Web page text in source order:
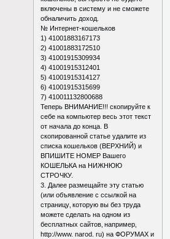
включены в систему и не сможете
обналичить доход.
№ Интернет-кошельков
1) 41001883167173
2) 41001883172510
3) 41001915309934
4) 41001915312401
5) 41001915314127
6) 41001915315699
7) 410011132800688
Теперь ВНИМАНИЕ!!! скопируйте к
себе на компьютер весь этот текст
от начала до конца. В
скопированной статье удалите из
списка кошельков (ВЕРХНИЙ) и
ВПИШИТЕ НОМЕР Вашего
КОШЕЛЬКА на НИЖНЮЮ
СТРОЧКУ.
3. Далее размещайте эту статью
(или объявление с ссылкой на
страницу‚ которую вы без труда
можете сделать на одном из
бесплатных сайтов‚ например‚
http://www. narod. ru) на ФОРУМАХ и